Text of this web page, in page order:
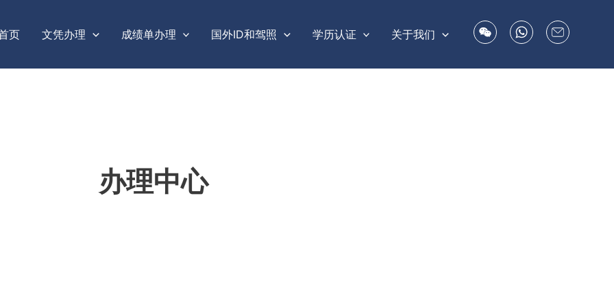
页 文凭办理 成绩单办理 国外ID和驾照 学历认证 关于我们
办理中心